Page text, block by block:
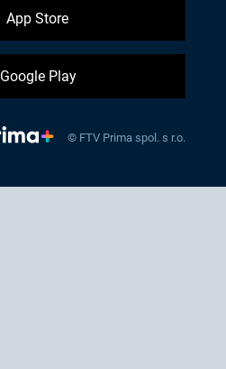
App Store
Google Play
© FTV Prima spol. s r.o.